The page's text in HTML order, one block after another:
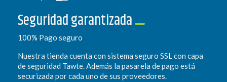
Seguridad garantizada
100% Pago seguro
Nuestra tienda cuenta con sistema seguro SSL con capa
de seguridad Tawte. Además la pasarela de pago está
securizada por cada uno de sus proveedores.